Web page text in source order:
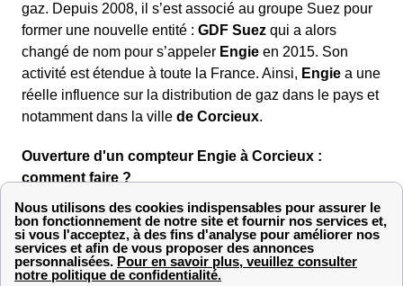
gaz. Depuis 2008, il s’est associé au groupe Suez pour
former une nouvelle entité : GDF Suez qui a alors
changé de nom pour s’appeler Engie en 2015. Son
activité est étendue à toute la France. Ainsi, Engie a une
réelle influence sur la distribution de gaz dans le pays et
notamment dans la ville de Corcieux.
Ouverture d'un compteur Engie à Corcieux :
comment faire ?
Vous souhaitez ouvrir un compteur professionnel Engie
à Corcieux ? Voici la marche à suivre : téléphonez à
Engie ou le fournisseur de votre choix afin de planifier
avec eux cette ouverture de compteur. D'autres